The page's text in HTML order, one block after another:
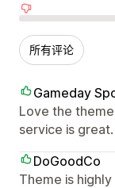
差评
所有评论
Gameday
Love the
service is great.
DoGoodCo
Theme is